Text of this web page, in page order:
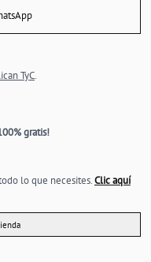
TyC.
gratis!
lo que necesites.Clic aquí